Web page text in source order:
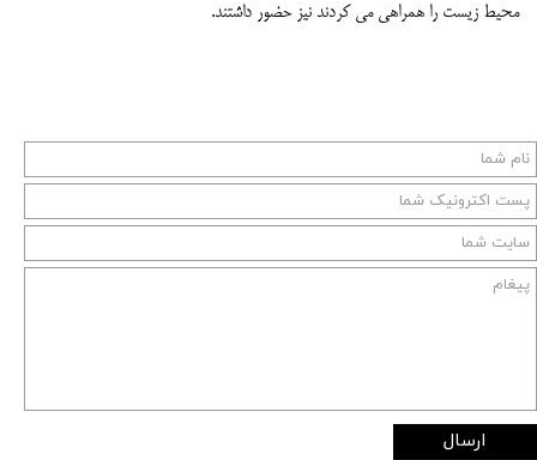
محیط زیست را همراهی می کردند نیز حضور داشتند.
ارسال